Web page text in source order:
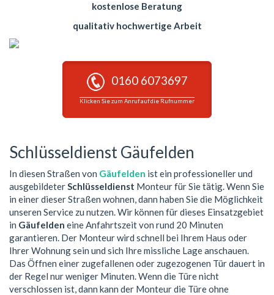
kostenlose Beratung
qualitativ hochwertige Arbeit
0160 6073697
Klicken Sie zum Anruf auf die Rufnummer
Schlüsseldienst Gäufelden
In diesen Straßen von Gäufelden ist ein professioneller und
ausgebildeterSchlüsseldienst Monteur für Sie tätig. Wenn Sie
in einer dieser Straßen wohnen, dann haben Sie die Möglichkeit
unseren Service zu nutzen. Wir können für dieses Einsatzgebiet
in Gäufelden eine Anfahrtszeit von rund 20 Minuten
garantieren. Der Monteur wird schnell bei Ihrem Haus oder
Ihrer Wohnung sein und sich Ihre missliche Lage anschauen.
Das Öffnen einer zugefallenen oder zugezogenen Tür dauert in
der Regel nur weniger Minuten. Wenn die Türe nicht
verschlossen ist, dann kann der Monteur die Türe ohne